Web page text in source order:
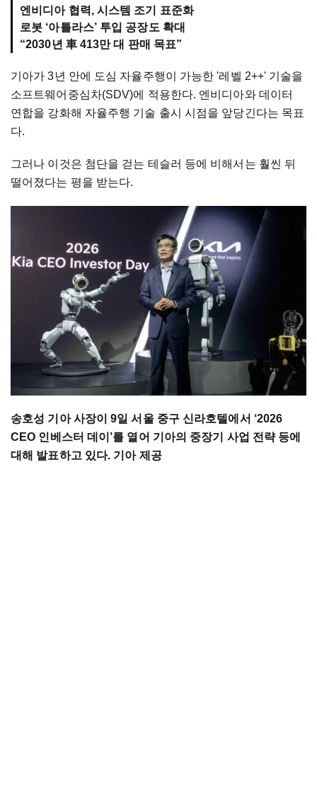
엔비디아 협력, 시스템 조기 표준화
로봇 ‘아틀라스’ 투입 공장도 확대
“2030년 車 413만 대 판매 목표”
기아가 3년 안에 도심 자율주행이 가능한 '레벨 2++' 기술을
소프트웨어중심차(SDV)에 적용한다. 엔비디아와 데이터
연합을 강화해 자율주행 기술 출시 시점을 앞당긴다는 목표
다.
그러나 이것은 첨단을 걷는 테슬러 등에 비해서는 훨씬 뒤
떨어졌다는 평을 받는다.
송호성 기아 사장이 9일 서울 중구 신라호텔에서 ‘2026
CEO 인베스터 데이’를 열어 기아의 중장기 사업 전략 등에
대해 발표하고 있다. 기아 제공